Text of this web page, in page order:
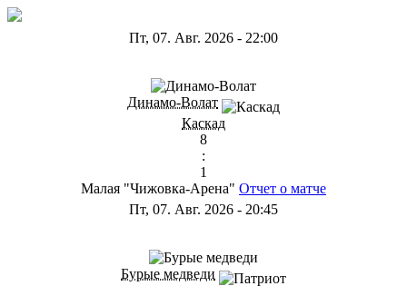
Пт, 07. Авг. 2026 - 22:00
Динамо-Волат
Каскад
8
:
1
Малая "Чижовка-Арена" Отчет о матче
Пт, 07. Авг. 2026 - 20:45
Бурые медведи